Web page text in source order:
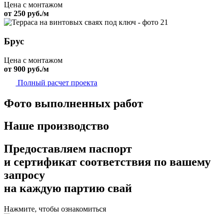
Цена с монтажом
от 250 руб./м
Брус
Цена с монтажом
от 900 руб./м
Полный расчет проекта
Фото выполненных работ
Наше производство
Предоставляем паспорт
и сертификат соответствия по вашему
запросу
на каждую партию свай
Нажмите, чтобы ознакомиться